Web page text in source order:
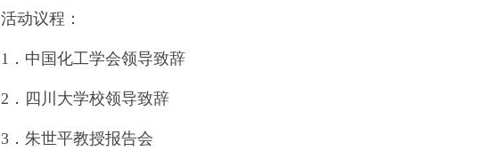
活动议程：
1．中国化工学会领导致辞
2．四川大学校领导致辞
3．朱世平教授报告会